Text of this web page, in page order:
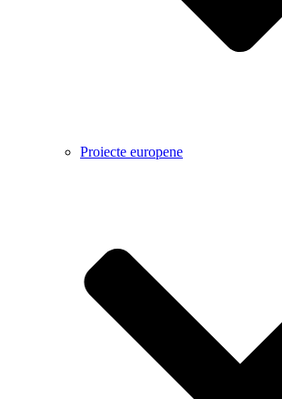
Proiecte europene